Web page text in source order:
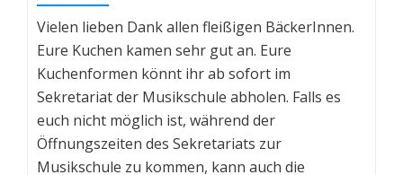
Vielen lieben Dank allen fleißigen BäckerInnen.
Eure Kuchen kamen sehr gut an. Eure
Kuchenformen könnt ihr ab sofort im
Sekretariat der Musikschule abholen. Falls es
euch nicht möglich ist, während der
Öffnungszeiten des Sekretariats zur
Musikschule zu kommen, kann auch die